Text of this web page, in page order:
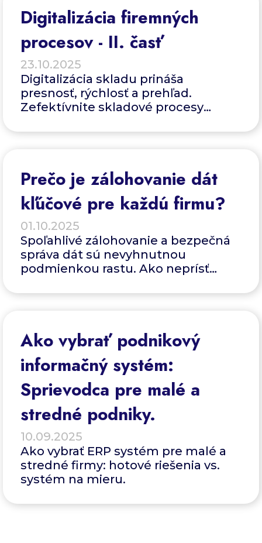
Digitalizácia firemných
procesov - II. časť
23.10.2025
Digitalizácia skladu prináša
presnosť, rýchlosť a prehľad.
Zefektívnite skladové procesy
automatizácie.
Prečo je zálohovanie dát
kľúčové pre každú firmu?
01.10.2025
Spoľahlivé zálohovanie a bezpečná
správa dát sú nevyhnutnou
podmienkou rastu. Ako neprísť
aké sú hrozby a aké sú dôsledky.
Ako vybrať podnikový
informačný systém:
Sprievodca pre malé a
stredné podniky.
10.09.2025
Ako vybrať ERP systém pre malé a
stredné firmy: hotové riešenia vs.
systém na mieru.